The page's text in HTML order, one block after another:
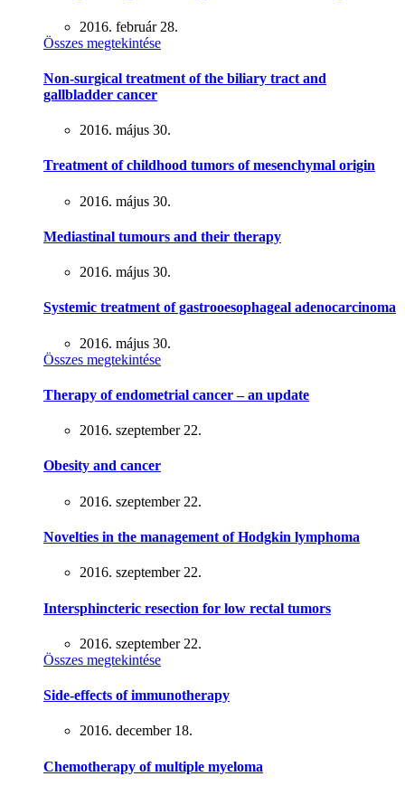
2016. február 28.
Összes megtekintése
Non-surgical treatment of the biliary tract and
gallbladder cancer
2016. május 30.
Treatment of childhood tumors of mesenchymal origin
2016. május 30.
Mediastinal tumours and their therapy
2016. május 30.
Systemic treatment of gastrooesophageal adenocarcinoma
2016. május 30.
Összes megtekintése
Therapy of endometrial cancer – an update
2016. szeptember 22.
Obesity and cancer
2016. szeptember 22.
Novelties in the management of Hodgkin lymphoma
2016. szeptember 22.
Intersphincteric resection for low rectal tumors
2016. szeptember 22.
Összes megtekintése
Side-effects of immunotherapy
2016. december 18.
Chemotherapy of multiple myeloma